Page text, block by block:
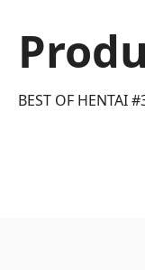
BEST OF HENTAI